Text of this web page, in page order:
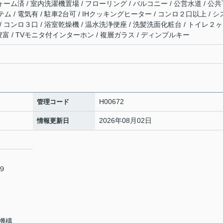
ム済 / 室内洗濯機置場 / フローリング / バルコニー / 公営水道 / 公共
ム / 電気有 / 駐車2台可 / IHクッキングヒーター / コンロ２口以上 / シ
ンロ３口 / 浴室乾燥機 / 温水洗浄便座 / 洗髪洗面化粧台 / トイレ２ヶ
/ TVモニタ付インターホン / 複層ガラス / ディンプルキー
管理コード H00672
情報更新日 2026年08月02日
構